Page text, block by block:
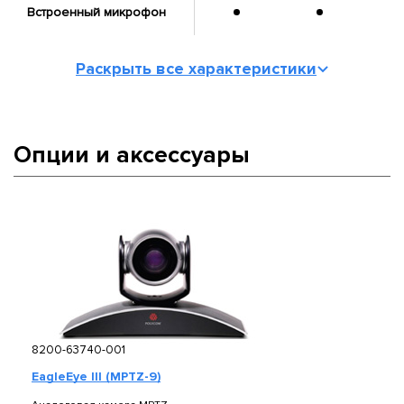
Встроенный микрофон
Раскрыть все характеристики
Опции и аксессуары
8200-63740-001
EagleEye III (MPTZ-9)